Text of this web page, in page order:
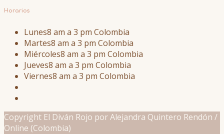
Horarios
Lunes8 am a 3 pm Colombia
Martes8 am a 3 pm Colombia
Miércoles8 am a 3 pm Colombia
Jueves8 am a 3 pm Colombia
Viernes8 am a 3 pm Colombia
Copyright El Diván Rojo por Alejandra Quintero Rendón /
Online (Colombia)